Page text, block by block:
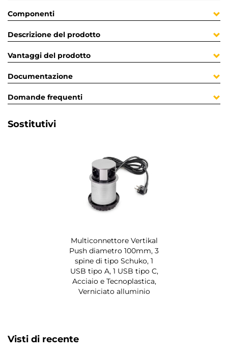
Componenti
Descrizione del prodotto
Vantaggi del prodotto
Documentazione
Domande frequenti
Sostitutivi
Multiconnettore Vertikal
Push diametro 100mm, 3
spine di tipo Schuko, 1
USB tipo A, 1 USB tipo C,
Acciaio e Tecnoplastica,
Verniciato alluminio
Visti di recente